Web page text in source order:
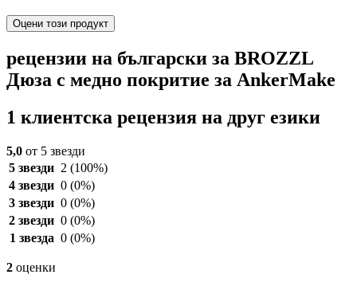
Оцени този продукт
рецензии на български за BROZZL
Дюза с медно покритие за AnkerMake
1 клиентска рецензия на друг езики
5,0 от 5 звезди
5 звезди 2 (100%)
4 звезди 0 (0%)
3 звезди 0 (0%)
2 звезди 0 (0%)
1 звезда 0 (0%)
2 оценки